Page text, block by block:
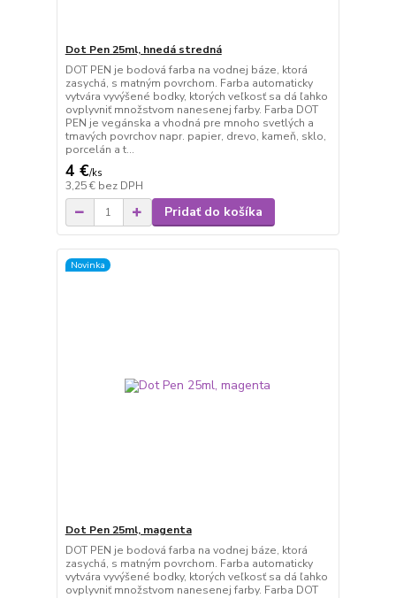
Dot Pen 25ml, hnedá stredná
DOT PEN je bodová farba na vodnej báze, ktorá
zasychá, s matným povrchom. Farba automaticky
vytvára vyvýšené bodky, ktorých veľkosť sa dá ľahko
ovplyvniť množstvom nanesenej farby. Farba DOT
PEN je vegánska a vhodná pre mnoho svetlých a
tmavých povrchov napr. papier, drevo, kameň, sklo,
porcelán a t...
4 €/ks
3,25 € bez DPH
Pridať do košíka
Novinka
Dot Pen 25ml, magenta
DOT PEN je bodová farba na vodnej báze, ktorá
zasychá, s matným povrchom. Farba automaticky
vytvára vyvýšené bodky, ktorých veľkosť sa dá ľahko
ovplyvniť množstvom nanesenej farby. Farba DOT